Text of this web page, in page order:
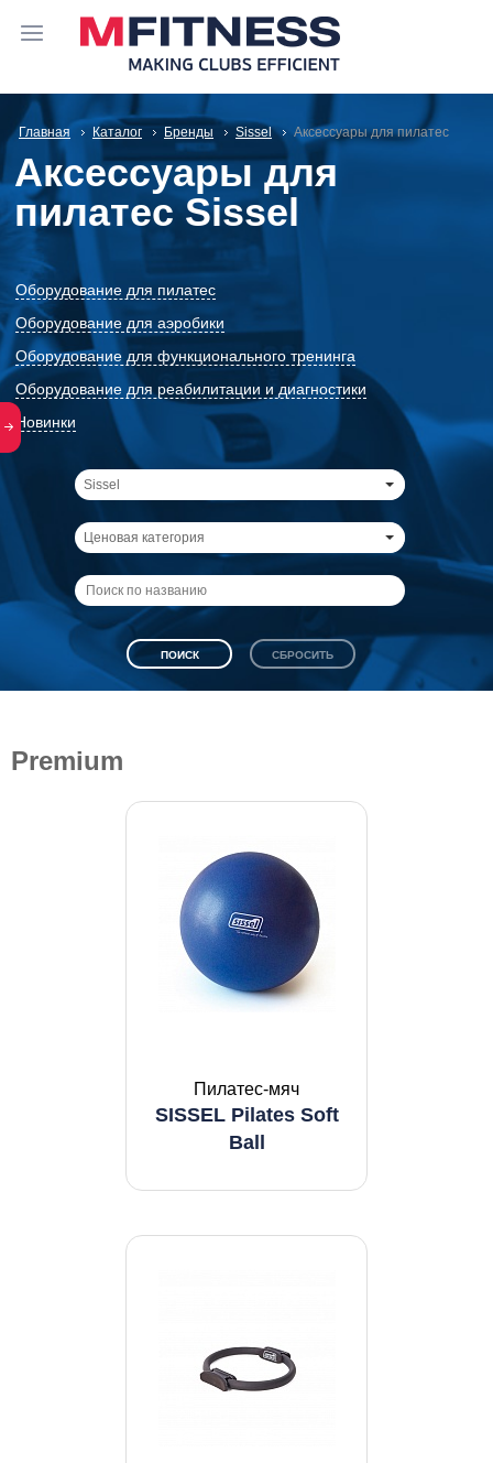
Главная Каталог Бренды Sissel Аксессуары для пилатес
Аксессуары для
пилатес Sissel
Оборудование для пилатес
Оборудование для аэробики
Оборудование для функционального тренинга
Оборудование для реабилитации и диагностики
Новинки
Sissel
Ценовая категория
Premium
Пилатес-мяч
SISSEL Pilates Soft
Ball